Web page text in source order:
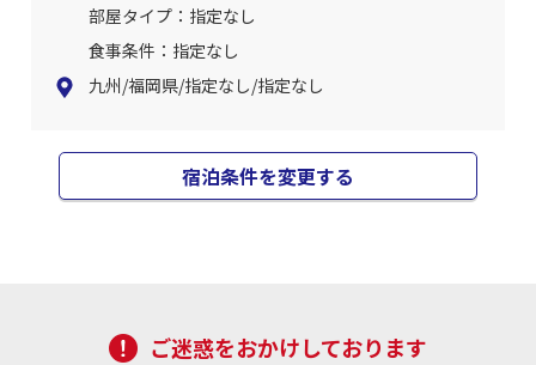
部屋タイプ：指定なし
食事条件：指定なし
九州/福岡県/指定なし/指定なし
宿泊条件を変更する
ご迷惑をおかけしております